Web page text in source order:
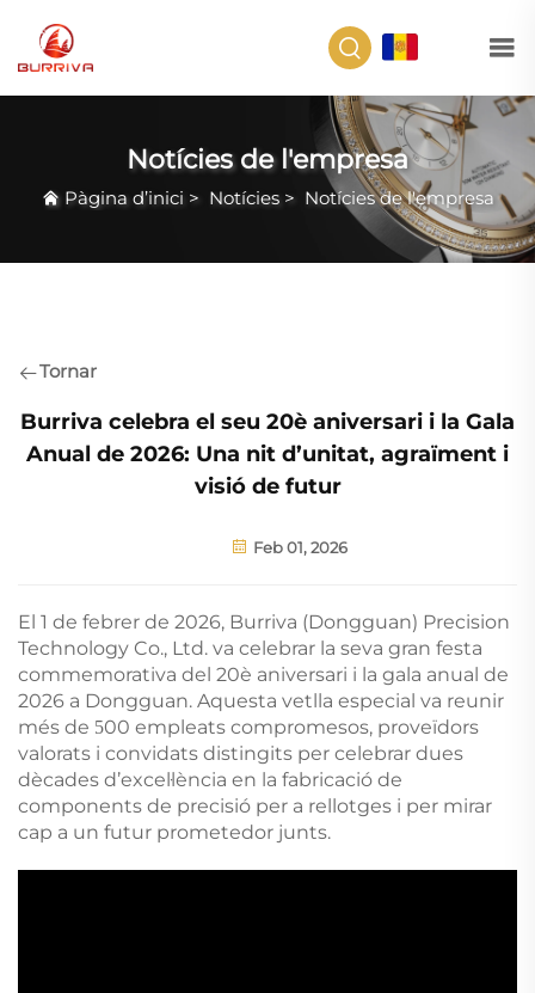
Notícies de l'empresa
Pàgina d’inici > Notícies> Notícies de l'empresa
Tornar
Burriva celebra el seu 20è aniversari i la Gala
Anual de 2026: Una nit d’unitat, agraïment i
visió de futur
Feb 01, 2026
El 1 de febrer de 2026, Burriva (Dongguan) Precision
Technology Co., Ltd. va celebrar la seva gran festa
commemorativa del 20è aniversari i la gala anual de
2026 a Dongguan. Aquesta vetlla especial va reunir
més de 500 empleats compromesos, proveïdors
valorats i convidats distingits per celebrar dues
dècades d’excel·lència en la fabricació de
components de precisió per a rellotges i per mirar
cap a un futur prometedor junts.